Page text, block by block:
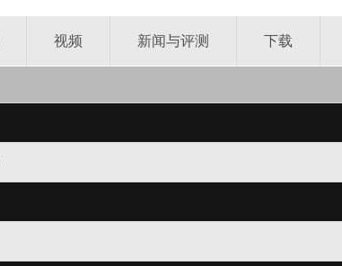
视频 新闻与评测 下载